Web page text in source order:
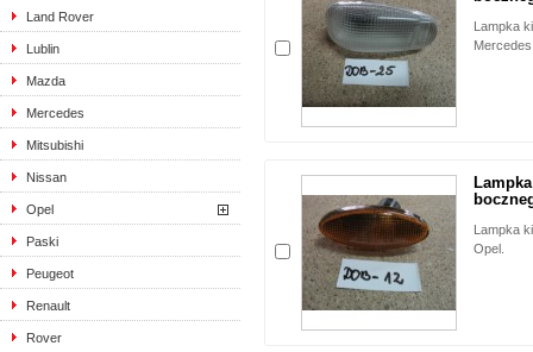
Land Rover
Lublin
Mazda
Mercedes
Mitsubishi
Nissan
Opel
Paski
Peugeot
Renault
Rover
Lampka
Lampka
Opel.